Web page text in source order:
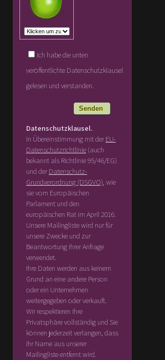
Ich habe die unten
veröffentlichte Datenschutzklausel
gelesen und verstanden.
Datenschutzklausel.
In Übereinstimmung mit derEU-
Datenschutzrichtlinie(auch
bekannt als Richtlinie 95/46/EG)
und derDatenschutz-
Grundverordnung (DSGVO), wie
sie vom Europäischen
Parlament und den
europäischen Rat im April 2016.
Unsere Mailingliste wird nur für
unsere Zwecke und zur
Beantwortung Ihrer Anfrage
verwendet.
Ihre Daten werden aus keinem
Grund an eine andere Person
oder ein Unternehmen
weitergegeben oder verkauft.
Wir respektieren Ihre
Privatsphäre vollständig und Sie
können jederzeit verlangen, dass
Ihr Name aus unserer
Mailingliste entfernt wird.